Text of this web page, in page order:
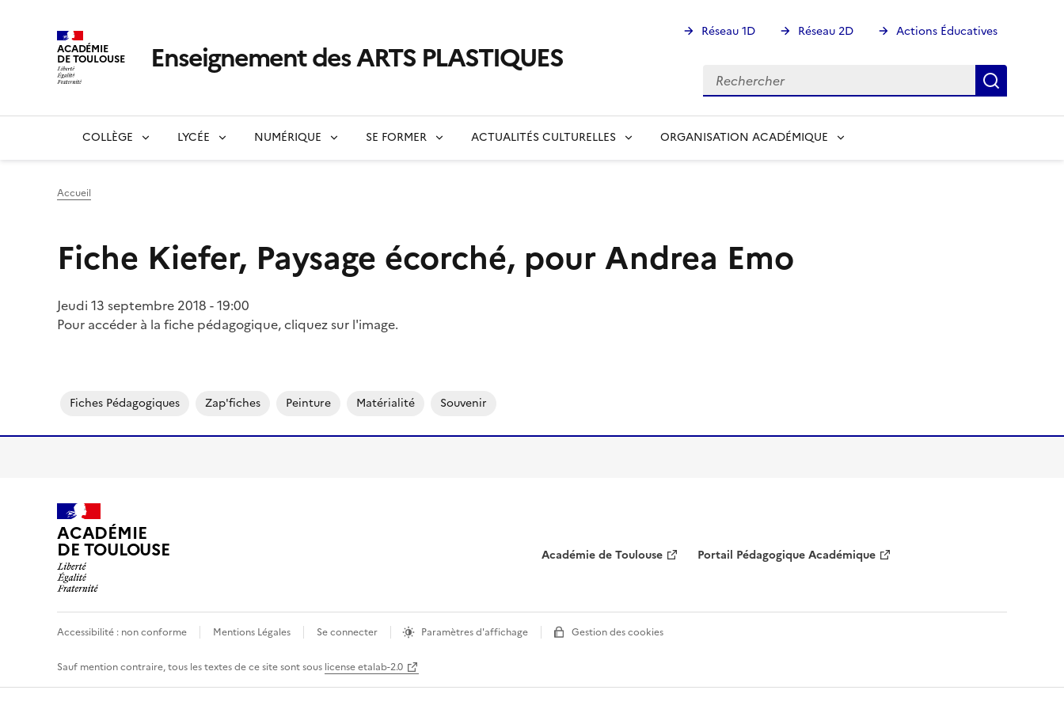
ACADÉMIE
DE TOULOUSE Enseignement des ARTS PLASTIQUES
Réseau 1D Réseau 2D Actions Éducatives
Rechercher
Rechercher
COLLÈGE LYCÉE NUMÉRIQUE SE FORMER ACTUALITÉS CULTURELLES ORGANISATION ACADÉMIQUE
Accueil
Fiche Kiefer, Paysage écorché, pour Andrea Emo
Jeudi 13 septembre 2018 - 19:00
Pour accéder à la fiche pédagogique, cliquez sur l'image.
Fiches Pédagogiques Zap'fiches Peinture Matérialité Souvenir
ACADÉMIE
DE TOULOUSE Académie de Toulouse Portail Pédagogique Académique
Accessibilité : non conforme Mentions Légales Se connecter Paramètres d'affichage Gestion des cookies
Sauf mention contraire, tous les textes de ce site sont sous license etalab-2.0